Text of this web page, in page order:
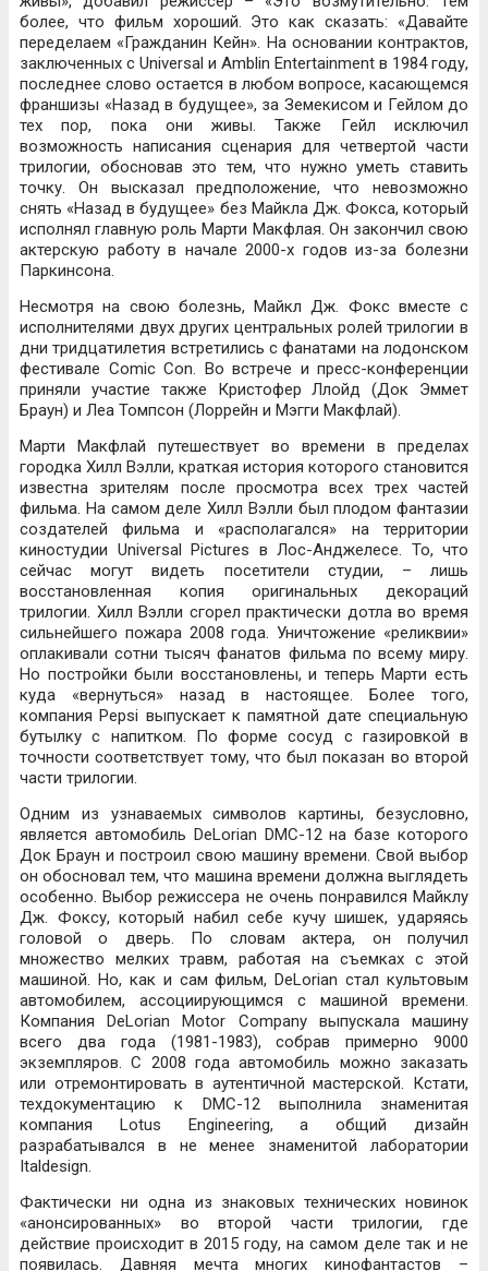
более, что фильм хороший. Это как сказать: «Давайте
переделаем «Гражданин Кейн». На основании контрактов,
заключенных с Universal и Amblin Entertainment в 1984 году,
последнее слово остается в любом вопросе, касающемся
франшизы «Назад в будущее», за Земекисом и Гейлом до
тех пор, пока они живы. Также Гейл исключил
возможность написания сценария для четвертой части
трилогии, обосновав это тем, что нужно уметь ставить
точку. Он высказал предположение, что невозможно
снять «Назад в будущее» без Майкла Дж. Фокса, который
исполнял главную роль Марти Макфлая. Он закончил свою
актерскую работу в начале 2000-х годов из-за болезни
Паркинсона.
Несмотря на свою болезнь, Майкл Дж. Фокс вместе с
исполнителями двух других центральных ролей трилогии в
дни тридцатилетия встретились с фанатами на лодонском
фестивале Comic Con. Во встрече и пресс-конференции
приняли участие также Кристофер Ллойд (Док Эммет
Браун) и Леа Томпсон (Лоррейн и Мэгги Макфлай).
Марти Макфлай путешествует во времени в пределах
городка Хилл Вэлли, краткая история которого становится
известна зрителям после просмотра всех трех частей
фильма. На самом деле Хилл Вэлли был плодом фантазии
создателей фильма и «располагался» на территории
киностудии Universal Pictures в Лос-Анджелесе. То, что
сейчас могут видеть посетители студии, – лишь
восстановленная копия оригинальных декораций
трилогии. Хилл Вэлли сгорел практически дотла во время
сильнейшего пожара 2008 года. Уничтожение «реликвии»
оплакивали сотни тысяч фанатов фильма по всему миру.
Но постройки были восстановлены, и теперь Марти есть
куда «вернуться» назад в настоящее. Более того,
компания Pepsi выпускает к памятной дате специальную
бутылку с напитком. По форме сосуд с газировкой в
точности соответствует тому, что был показан во второй
части трилогии.
Одним из узнаваемых символов картины, безусловно,
является автомобиль DeLorian DMC-12 на базе которого
Док Браун и построил свою машину времени. Свой выбор
он обосновал тем, что машина времени должна выглядеть
особенно. Выбор режиссера не очень понравился Майклу
Дж. Фоксу, который набил себе кучу шишек, ударяясь
головой о дверь. По словам актера, он получил
множество мелких травм, работая на съемках с этой
машиной. Но, как и сам фильм, DeLorian стал культовым
автомобилем, ассоциирующимся с машиной времени.
Компания DeLorian Motor Company выпускала машину
всего два года (1981-1983), собрав примерно 9000
экземпляров. С 2008 года автомобиль можно заказать
или отремонтировать в аутентичной мастерской. Кстати,
техдокументацию к DMC-12 выполнила знаменитая
компания Lotus Engineering, а общий дизайн
разрабатывался в не менее знаменитой лаборатории
Italdesign.
Фактически ни одна из знаковых технических новинок
«анонсированных» во второй части трилогии, где
действие происходит в 2015 году, на самом деле так и не
появилась. Давняя мечта многих кинофантастов –